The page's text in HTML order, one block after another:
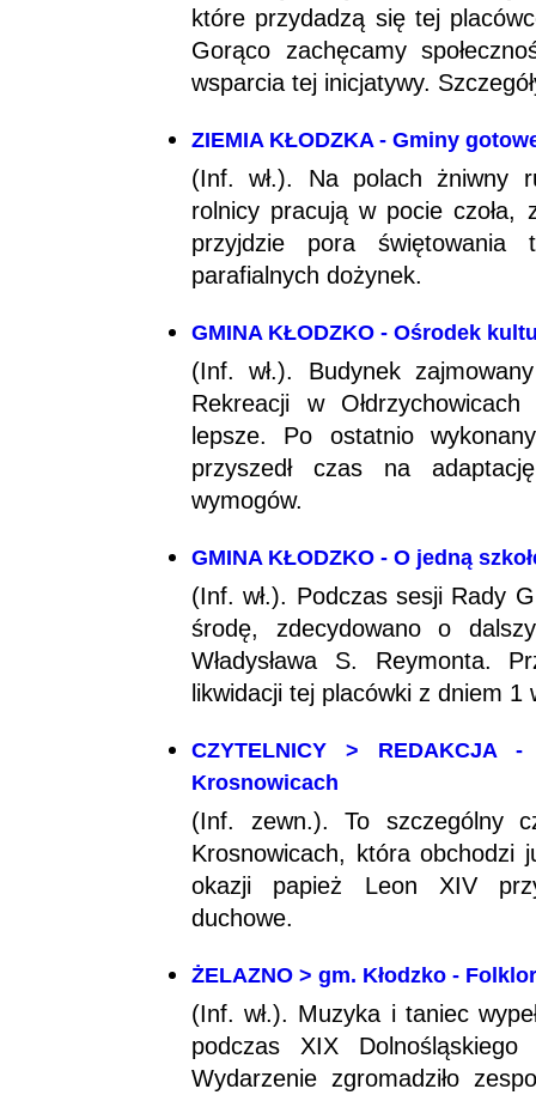
które przydadzą się tej
Gorąco zachęcamy
wsparcia tej inicjatywy.
ZIEMIA KŁODZKA - Gminy
(Inf. wł.). Na polach żniwny
rolnicy pracują w pocie czoła,
przyjdzie pora świętowania
parafialnych dożynek.
GMINA KŁODZKO - Ośrodek
(Inf. wł.). Budynek
Rekreacji w
lepsze. Po ostatnio
przyszedł czas na
wymogów.
GMINA KŁODZKO - O jedną
(Inf. wł.). Podczas sesji Rady
środę, zdecydowano o
Władysława S. Reymonta.
likwidacji tej placówki z dniem
CZYTELNICY >
Krosnowicach
(Inf. zewn.). To szczególny
Krosnowicach, która obchodzi
okazji papież Leon XIV
duchowe.
ŻELAZNO > gm. Kłodzko -
(Inf. wł.). Muzyka i taniec
podczas XIX
Wydarzenie zgromadziło